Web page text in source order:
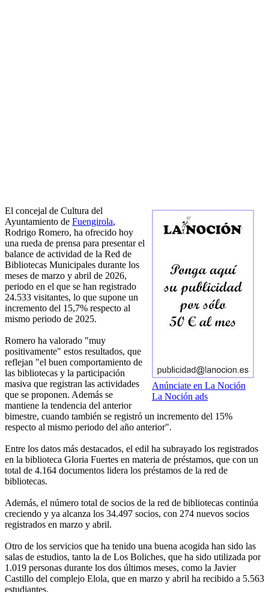
Anúnciate en La Noción
La Noción ads
El concejal de Cultura del
Ayuntamiento de Fuengirola,
Rodrigo Romero, ha ofrecido hoy
una rueda de prensa para presentar el
balance de actividad de la Red de
Bibliotecas Municipales durante los
meses de marzo y abril de 2026,
periodo en el que se han registrado
24.533 visitantes, lo que supone un
incremento del 15,7% respecto al
mismo periodo de 2025.
Romero ha valorado "muy
positivamente" estos resultados, que
reflejan "el buen comportamiento de
las bibliotecas y la participación
masiva que registran las actividades
que se proponen. Además se
mantiene la tendencia del anterior
bimestre, cuando también se registró un incremento del 15%
respecto al mismo periodo del año anterior".
Entre los datos más destacados, el edil ha subrayado los registrados
en la biblioteca Gloria Fuertes en materia de préstamos, que con un
total de 4.164 documentos lidera los préstamos de la red de
bibliotecas.
Además, el número total de socios de la red de bibliotecas continúa
creciendo y ya alcanza los 34.497 socios, con 274 nuevos socios
registrados en marzo y abril.
Otro de los servicios que ha tenido una buena acogida han sido las
salas de estudios, tanto la de Los Boliches, que ha sido utilizada por
1.019 personas durante los dos últimos meses, como la Javier
Castillo del complejo Elola, que en marzo y abril ha recibido a 5.563
estudiantes.